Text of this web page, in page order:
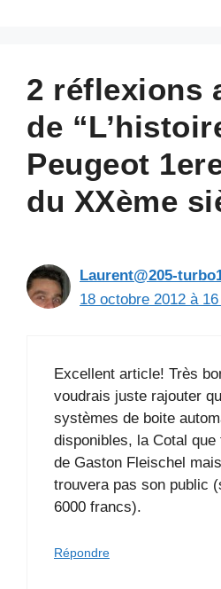
2 réflexions
de
Peugeot
du XXème
Laurent@205-
18 octobre 2012 à
Excellent article! Très
voudrais juste rajouter
systèmes de boite
disponibles, la Cotal que
de Gaston Fleischel
trouvera pas son public
6000 francs).
Répondre